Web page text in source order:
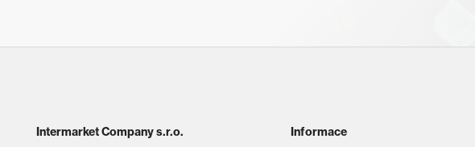
Intermarket Company s.r.o. Informace